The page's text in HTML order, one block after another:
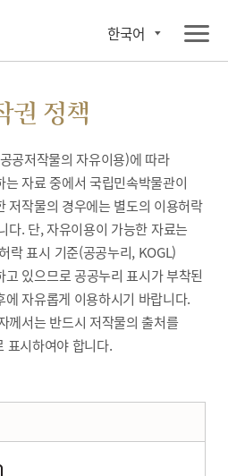
한국어
권 정책
공저작물의 자유이용)에 따라
자료 중에서 국립민속박물관이
저작물의 경우에는 별도의 이용허락
다. 단, 자유이용이 가능한 자료는
락 표시 기준(공공누리, KOGL)
있으므로 공공누리 표시가 부착된
자유롭게 이용하시기 바랍니다.
께서는 반드시 저작물의 출처를
표시하여야 합니다.